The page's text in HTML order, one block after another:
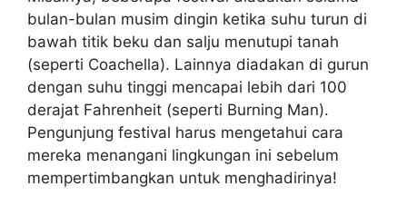
bulan-bulan musim dingin ketika suhu turun di
bawah titik beku dan salju menutupi tanah
(seperti Coachella). Lainnya diadakan di gurun
dengan suhu tinggi mencapai lebih dari 100
derajat Fahrenheit (seperti Burning Man).
Pengunjung festival harus mengetahui cara
mereka menangani lingkungan ini sebelum
mempertimbangkan untuk menghadirinya!